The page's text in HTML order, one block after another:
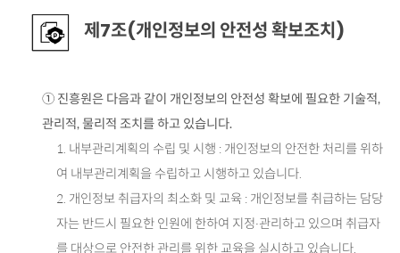
제7조(개인정보의 안전성 확보조치)
① 진흥원은 다음과 같이 개인정보의 안전성 확보에 필요한 기술적,
관리적, 물리적 조치를 하고 있습니다.
1. 내부관리계획의 수립 및 시행 : 개인정보의 안전한 처리를 위하
여 내부관리계획을 수립하고 시행하고 있습니다.
2. 개인정보 취급자의 최소화 및 교육 : 개인정보를 취급하는 담당
자는 반드시 필요한 인원에 한하여 지정·관리하고 있으며 취급자
를 대상으로 안전한 관리를 위한 교육을 실시하고 있습니다.